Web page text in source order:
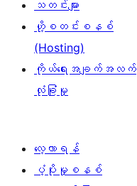
သတင်းများ
ဟို့စတင်းစနစ်
(Hosting)
ကိုယ်ရေးအချက်အလက်
လုံခြုံမှု
လေ့လာရန်
ပံ့ပိုးမှုစနစ်